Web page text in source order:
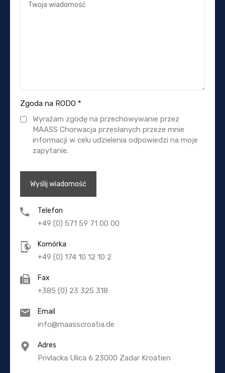
Zgoda na RODO *
Wyrażam zgodę na przechowywanie przez
MAASS Chorwacja przesłanych przeze mnie
informacji w celu udzielenia odpowiedzi na moje
zapytanie.
Telefon
+49 (0) 571 59 71 00 00
Komórka
+49 (0) 174 10 12 10 2
Fax
+385 (0) 23 325 318
Email
info@maasscroatia.de
Adres
Privlacka Ulica 6 23000 Zadar Kroatien